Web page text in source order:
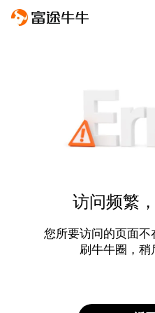
访问频繁
您所要访问的页面
刷牛牛圈，稍